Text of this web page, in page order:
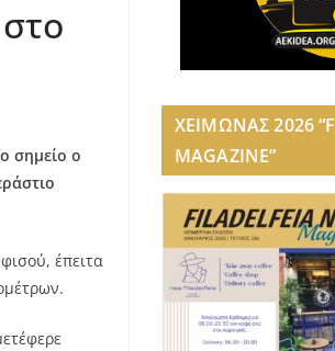
σημείο ο
έπειτα
ΧΕΙΜΩΝΑΣ 2026
MAGAZINE”